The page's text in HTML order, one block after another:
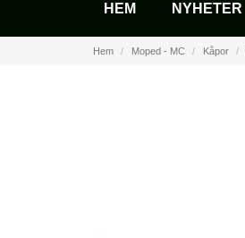
HEM NYHETER
Hem Moped - MC Kåpor